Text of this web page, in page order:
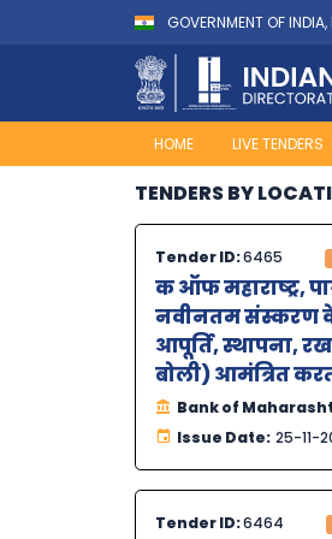
GOVERNMENT OF
HOME LIVE TENDERS
TENDERS BY
Tender ID:6465
क ऑफ महाराष्‍ट्र,
नवीनतम संस्करण के
आपूर्ति, स्थापना,
बोली) आमंत्रित
Bank of
Issue Date: 25-11-
Tender ID:6464